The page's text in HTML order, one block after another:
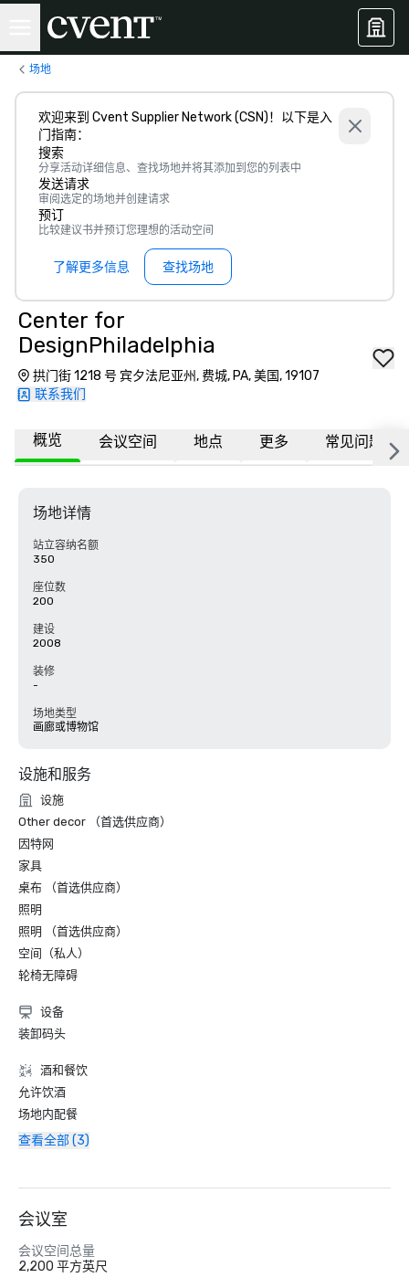
场地
欢迎来到 Cvent Supplier Network (CSN)！以下是入
门指南：
搜索
分享活动详细信息、查找场地并将其添加到您的列表中
发送请求
审阅选定的场地并创建请求
预订
比较建议书并预订您理想的活动空间
了解更多信息 查找场地
Center for
DesignPhiladelphia
拱门街 1218 号 宾夕法尼亚州, 费城, PA, 美国, 19107
联系我们
概览 会议空间 地点 更多 常见问题
场地详情
站立容纳名额
350
座位数
200
建设
2008
装修
-
场地类型
画廊或博物馆
设施和服务
设施
Other decor （首选供应商）
因特网
家具
桌布 （首选供应商）
照明
照明 （首选供应商）
空间（私人）
轮椅无障碍
设备
装卸码头
酒和餐饮
允许饮酒
场地内配餐
查看全部 (3)
会议室
会议空间总量
2,200 平方英尺